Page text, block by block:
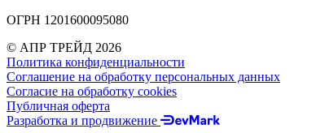
ОГРН 1201600095080
© АПР ТРЕЙД 2026
Политика конфиденциальности
Соглашение на обработку персональных данных
Согласие на обработку cookies
Публичная оферта
Разработка и продвижение